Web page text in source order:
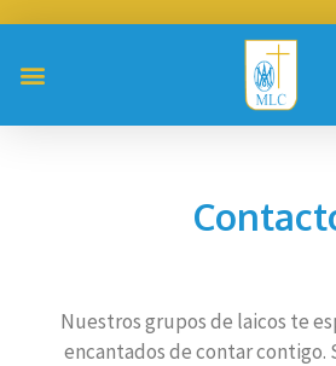
Nuestros grupos de laicos te
encantados de contar contigo.